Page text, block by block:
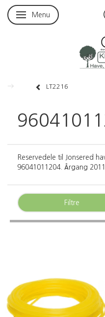
Skifte navigation
Menu
LT2216
Reservedele til Jonsered
96041011204. Årgang 2011
Filtre